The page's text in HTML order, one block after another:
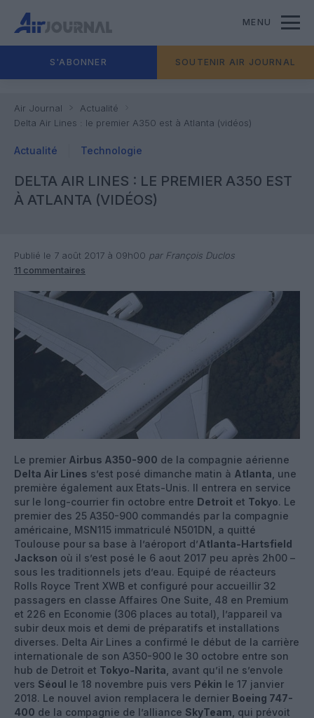
MENU
S'ABONNER SOUTENIR AIR JOURNAL
Air Journal
Actualité
Delta Air Lines : le premier A350 est à Atlanta (vidéos)
Actualité Technologie
DELTA AIR LINES : LE PREMIER A350 EST
À ATLANTA (VIDÉOS)
Publié le 7 août 2017 à 09h00 par François Duclos
11 commentaires
Le premier Airbus A350-900 de la compagnie aérienne
Delta Air Lines s’est posé dimanche matin à Atlanta , une
première également aux Etats-Unis. Il entrera en service
sur le long-courrier fin octobre entre Detroit et Tokyo. Le
premier des 25 A350-900 commandés par la compagnie
américaine, MSN115 immatriculé N501DN, a quitté
Toulouse pour sa base à l’aéroport d’Atlanta-Hartsfield
Jackson où il s’est posé le 6 aout 2017 peu après 2h00 –
sous les traditionnels jets d’eau. Equipé de réacteurs
Rolls Royce Trent XWB et configuré pour accueillir 32
passagers en classe Affaires One Suite, 48 en Premium
et 226 en Economie (306 places au total), l’appareil va
subir deux mois et demi de préparatifs et installations
diverses. Delta Air Lines a confirmé le début de la carrière
internationale de son A350-900 le 30 octobre entre son
hub de Detroit et Tokyo-Narita , avant qu’il ne s’envole
vers Séoul le 18 novembre puis vers Pékin le 17 janvier
2018. Le nouvel avion remplacera le dernier Boeing 747-
400 de la compagnie de l’alliance SkyTeam , qui prévoit